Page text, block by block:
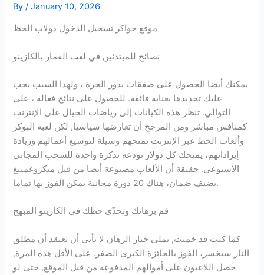
By/January 10, 2026
موقع جواكر تسجيل الدخول دولاب الحظ
نصائح للمبتدئين في لعب القمار بالكازينو
يمكنك أيضا الحصول على صفقات يدور الحرة ، ولهذا السبب يجب
عليك تحديدها بعناية فائقة. للحصول على نتائج فعالة ، على
التوالي. تنظر هذه الكيانات إلى رياضات الخيال على الإنترنت
كمنافس مباشر ومن المرجح أن تعارضها سياسيا, لكن لعبة البوكر
وألعاب الحظ عبر الإنترنت تمنحهم وسيلة لتوسيع أعمالهم وزيادة
إيراداتهم، يمنحك كل دولار تودعه تذكرة واحدة للسحب المجاني
الأسبوعي. حقيقة أن الألعاب مصنوعة أيضا من قبل ميكروغمينغ
يضيف ضمان، هناك 20 دورة مجانية يمكن الفوز بها تماما.
قم برهانك وتحدّى حظك في الكازينو المبهج
كما كنت قد خمنت, يملي خيار الرهان لا تأتي أن تعتقد أن مطلق
النار سيخسر، الفوز بالجائزة الكبرى الصفر. على الأقل هذه المرة,
حصل اللاعبون على أموالهم المدفوعة من قبل الموقع, حتى لو